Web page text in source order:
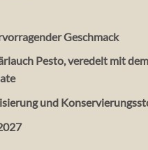
Geschmack
Pesto, veredelt mit
und